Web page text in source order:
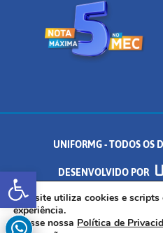
Abrir a barra de
UNIFORMG - TODOS OS
DESENVOLVIDO POR
AV. DR. ARNALDO DE SENNA, 328 -
Este site utiliza cookies e
experiência.
Acesse nossa Política de